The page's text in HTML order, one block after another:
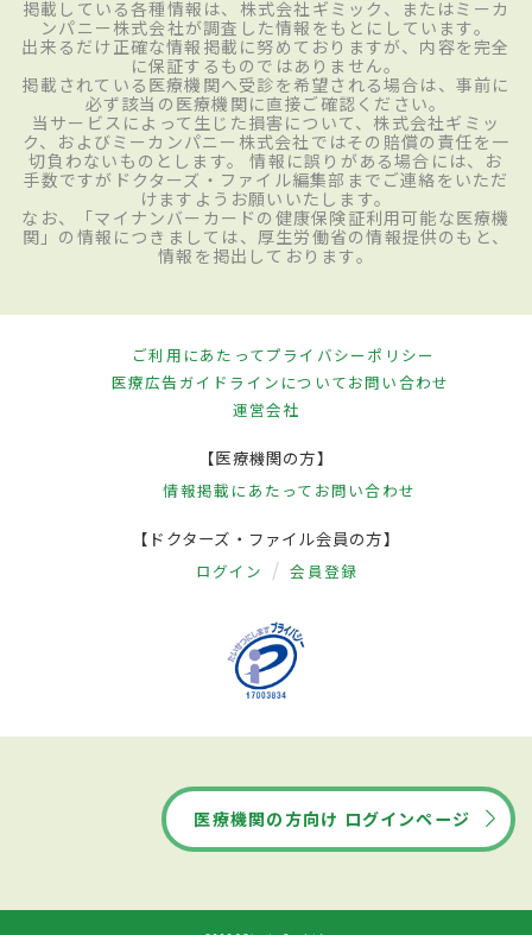
掲載している各種情報は、株式会社ギミック、またはミーカ
ンパニー株式会社が調査した情報をもとにしています。
出来るだけ正確な情報掲載に努めておりますが、内容を完全
に保証するものではありません。
掲載されている医療機関へ受診を希望される場合は、事前に
必ず該当の医療機関に直接ご確認ください。
当サービスによって生じた損害について、株式会社ギミッ
ク、およびミーカンパニー株式会社ではその賠償の責任を一
切負わないものとします。 情報に誤りがある場合には、お
手数ですがドクターズ・ファイル編集部までご連絡をいただ
けますようお願いいたします。
なお、「マイナンバーカードの健康保険証利用可能な医療機
関」の情報につきましては、厚生労働省の情報提供のもと、
情報を掲出しております。
ご利用にあたってプライバシーポリシー
医療広告ガイドラインについてお問い合わせ
運営会社
【医療機関の方】
情報掲載にあたって お問い合わせ
【ドクターズ・ファイル会員の方】
ログイン 会員登録
医療機関の方向け ログインページ